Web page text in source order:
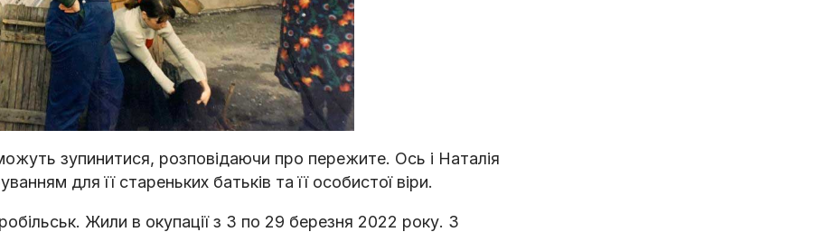
зупинитися, розповідаючи про пережите. Ось і Наталія
для її стареньких батьків та її особистої віри.
Жили в окупації з 3 по 29 березня 2022 року. З